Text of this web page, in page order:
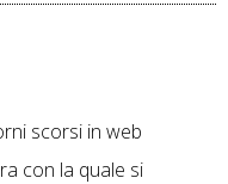
scorsi in web
con la quale si